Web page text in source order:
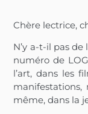
Chère lectrice,
N’y a-t-il pas
numéro de
l’art, dans les
même, dans la